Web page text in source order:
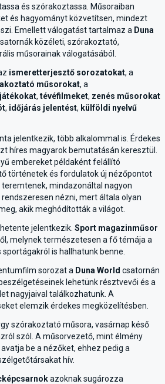
és szórakoztassa. Műsoraiban
és hagyományt közvetítsen, mindezt
Emellett válogatást tartalmaz a Duna
közéleti, szórakoztató,
műsorainak válogatásából.
ismeretterjesztő sorozatokat, a
műsorokat, a
, tévéfilmeket, zenés műsorokat
, időjárás jelentést, külföldi nyelvű
jelentkezik, több alkalommal is. Érdekes
híres magyarok bemutatásán keresztül.
embereket példaként felállító
történetek és fordulatok új nézőpontot
mindazonáltal nagyon
nézni, mert általa olyan
akik meghódították a világot.
jelentkezik. Sport magazinműsor
melynek természetesen a fő témája a
is hallhatunk benne.
sorozat a Duna World csatornán
beszélgetéseinek lehetünk résztvevői és a
nagyjaival találkozhatunk. A
elemzik érdekes megközelítésben.
szórakoztató műsora, vasárnap késő
szól. A műsorvezető, mint élmény
be a nézőket, ehhez pedig a
hív.
azoknak sugározza